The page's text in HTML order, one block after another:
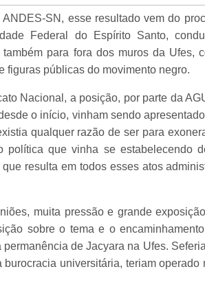
SN, esse resultado vem do
Federal do Espírito Santo,
para fora dos muros da Ufes,
figuras públicas do movimento negro.
Nacional, a posição, por parte da
o início, vinham sendo
qualquer razão de ser para
política que vinha se estabelecendo
resulta em todos esses atos
muita pressão e grande
sobre o tema e o
de Jacyara na Ufes.
universitária, teriam operado